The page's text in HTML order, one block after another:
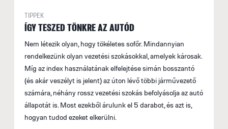
TIPPEK
ÍGY TESZED TÖNKRE AZ AUTÓD
Nem létezik olyan, hogy tökéletes sofőr. Mindannyian
rendelkezünk olyan vezetési szokásokkal, amelyek károsak.
Míg az index használatának elfelejtése simán bosszantó
(és akár veszélyt is jelent) az úton lévő többi járművezető
számára, néhány rossz vezetési szokás befolyásolja az autó
állapotát is. Most ezekből árulunk el 5 darabot, és azt is,
hogyan tudod ezeket elkerülni.